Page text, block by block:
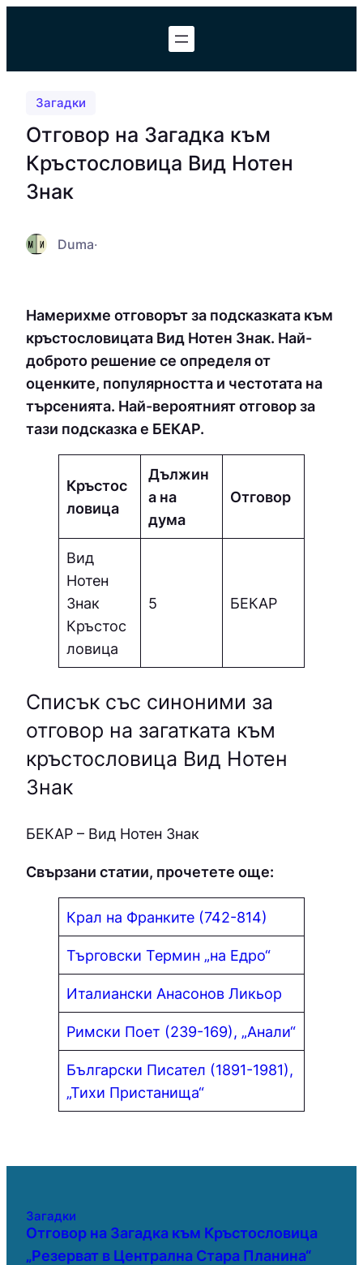
Загадки
Отговор на Загадка към
Кръстословица Вид Нотен
Знак
Duma·
Намерихме отговорът за подсказката към
кръстословицата Вид Нотен Знак. Най-
доброто решение се определя от
оценките, популярността и честотата на
търсенията. Най-вероятният отговор за
тази подсказка е БЕКАР.
Кръстос
ловица
Дължин
а на
дума
Отговор
Вид
Нотен
Знак
Кръстос
ловица
5 БЕКАР
Списък със синоними за
отговор на загатката към
кръстословица Вид Нотен
Знак
БЕКАР – Вид Нотен Знак
Свързани статии, прочетете още:
Крал на Франките (742-814)
Търговски Термин „на Едро“
Италиански Анасонов Ликьор
Римски Поет (239-169), „Анали“
Български Писател (1891-1981),
„Тихи Пристанища“
Загадки
Отговор на Загадка към Кръстословица
„Резерват в Централна Стара Планина“